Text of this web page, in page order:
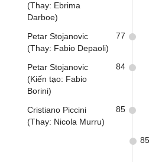
(Thay: Ebrima
Darboe)
Petar Stojanovic
(Thay: Fabio Depaoli)
77
Petar Stojanovic
(Kiến tạo: Fabio
Borini)
84
Cristiano Piccini
(Thay: Nicola Murru)
85
85